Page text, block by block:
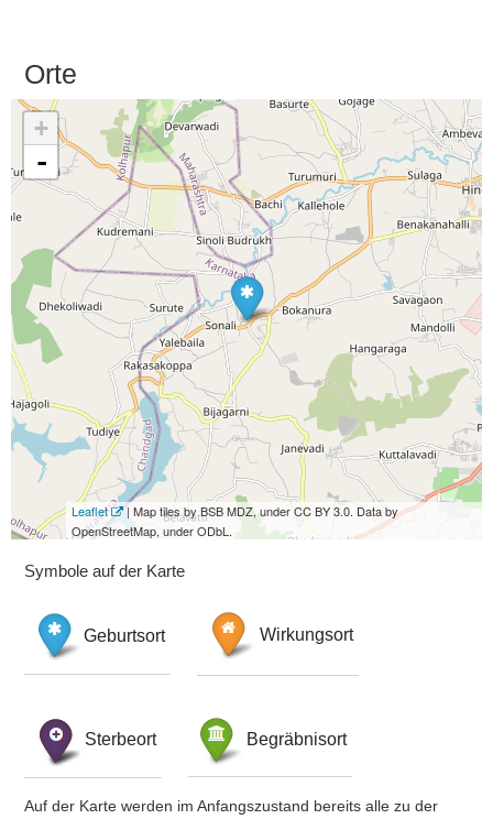
Orte
+
-
Leaflet
| Map tiles by BSB MDZ, under CC BY 3.0. Data by
OpenStreetMap, under ODbL.
Symbole auf der Karte
Geburtsort Wirkungsort
Sterbeort Begräbnisort
Auf der Karte werden im Anfangszustand bereits alle zu der